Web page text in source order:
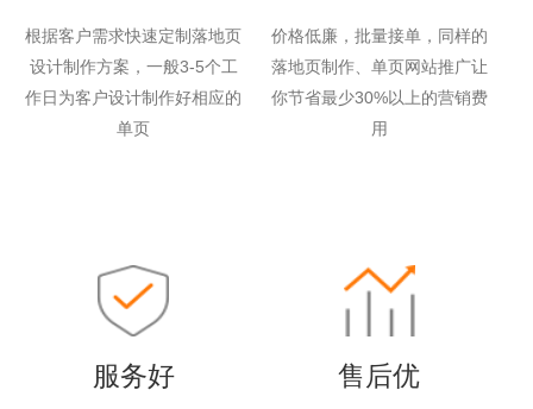
根据客户需求快速定制落地页
设计制作方案，一般3-5个工
作日为客户设计制作好相应的
单页
价格低廉，批量接单，同样的
落地页制作、单页网站推广让
你节省最少30%以上的营销费
用
服务好 售后优